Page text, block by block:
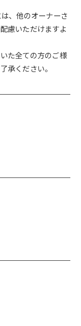
、他のオーナーさ
慮いただけますよ
た全ての方のご様
承ください。